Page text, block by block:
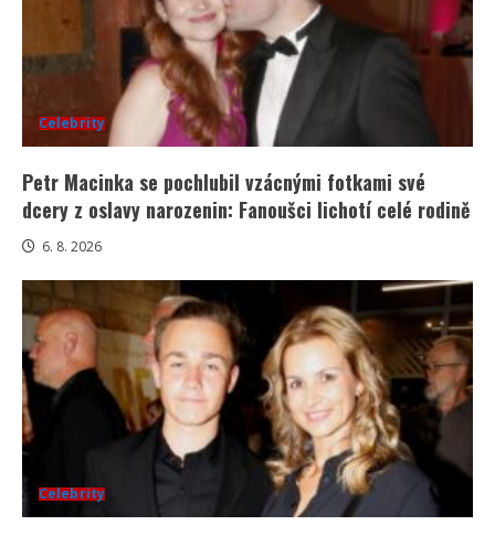
Celebrity
Petr Macinka se pochlubil vzácnými fotkami své
dcery z oslavy narozenin: Fanoušci lichotí celé rodině
6. 8. 2026
Celebrity